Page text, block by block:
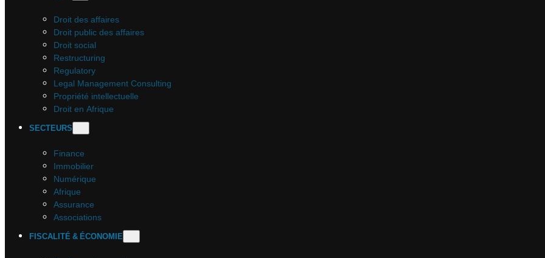
Droit des affaires
Droit public des affaires
Droit social
Restructuring
Regulatory
Legal Management Consulting
Propriété intellectuelle
Droit en Afrique
SECTEURS
Finance
Immobilier
Numérique
Afrique
Assurance
Associations
FISCALITÉ & ÉCONOMIE